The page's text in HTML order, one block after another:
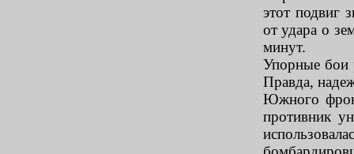
этот подвиг
от удара о
минут.
Упорные бои
Правда,
Южного
противник